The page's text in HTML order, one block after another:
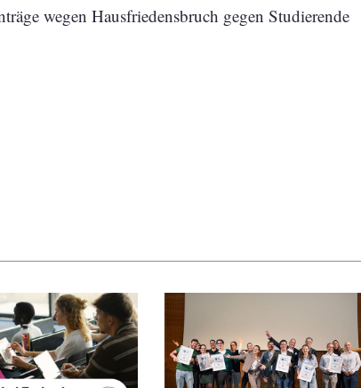
wegen Hausfriedensbruch gegen Studierende